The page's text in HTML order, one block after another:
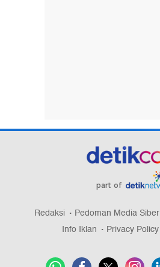
part of
Redaksi Pedoman Media Siber
Info Iklan
Privacy Policy